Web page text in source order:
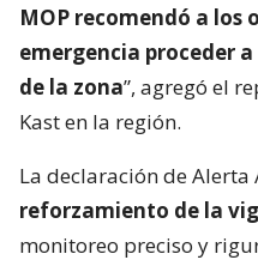
MOP recomendó a los
emergencia proceder
de la zona”, agregó el
Kast en la región.
La declaración de
reforzamiento de la
monitoreo preciso y